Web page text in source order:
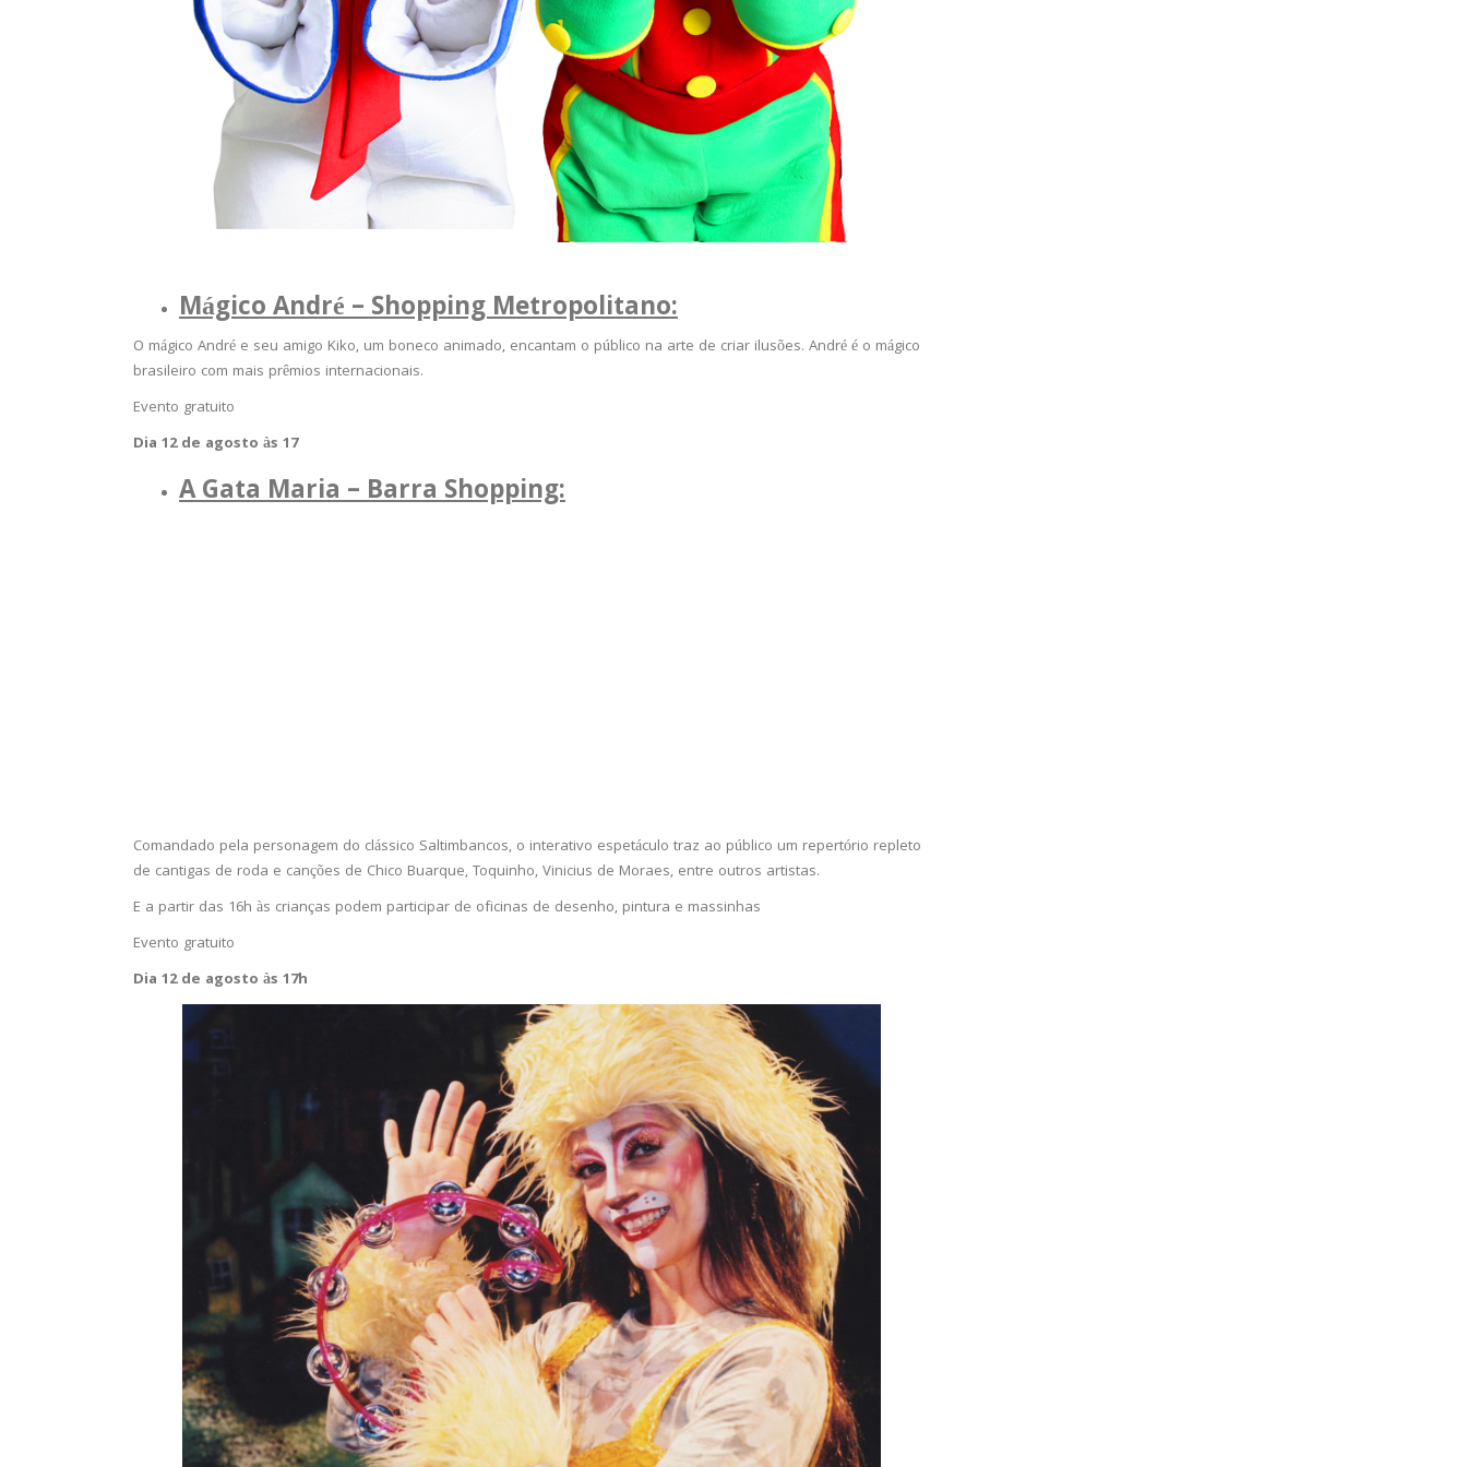
Mágico André – Shopping Metropolitano:
O mágico André e seu amigo Kiko, um boneco animado, encantam o público na arte de criar ilusões. André é o mágico
brasileiro com mais prêmios internacionais.
Evento gratuito
Dia 12 de agosto às 17
A Gata Maria– Barra Shopping:
Comandado pela personagem do clássico Saltimbancos, o interativo espetáculo traz ao público um repertório repleto
de cantigas de roda e canções de Chico Buarque, Toquinho, Vinicius de Moraes, entre outros artistas.
E a partir das 16h às crianças podem participar de oficinas de desenho, pintura e massinhas
Evento gratuito
Dia 12 de agosto às 17h